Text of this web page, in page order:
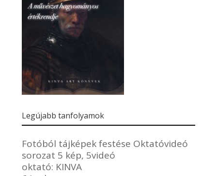
Legújabb tanfolyamok
Fotóból tájképek festése Oktatóvideó
sorozat 5 kép, 5videó
oktató: KINVA